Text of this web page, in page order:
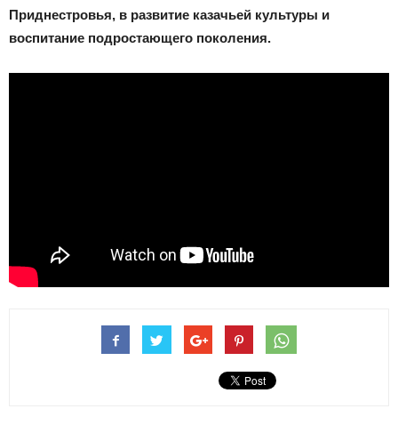
Приднестровья, в развитие казачьей культуры и
воспитание подростающего поколения.